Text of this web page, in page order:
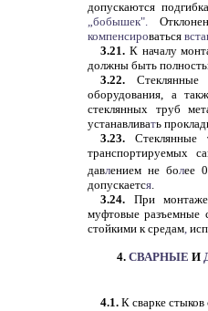
допускаются
„бобышек".
компенсироваться
3.21. К началу
должны быть
3.22. Стеклянные
оборудования, а
стеклянных труб
устанавливать
3.23. Стеклянные
транспортируемых
давлением не более
допускается.
3.24. При
муфтовые разъемные
стойкими к средам,
4. СВАРНЫЕ И
4.1. К сварке